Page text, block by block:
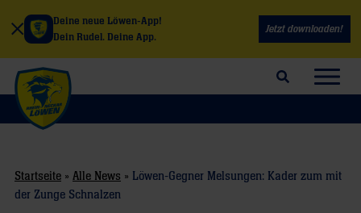
Deine neue Löwen-App!
Dein Rudel. Deine App.
Jetzt downloaden!
Suchfeld öffnen
Startseite » Alle News » Löwen-Gegner Melsungen: Kader zum mit
der Zunge Schnalzen